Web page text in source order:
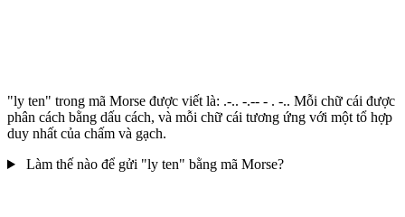
"ly ten" trong mã Morse được viết là: .-.. -.-- - . -.. Mỗi chữ cái được
phân cách bằng dấu cách, và mỗi chữ cái tương ứng với một tổ hợp
duy nhất của chấm và gạch.
Làm thế nào để gửi "ly ten" bằng mã Morse?